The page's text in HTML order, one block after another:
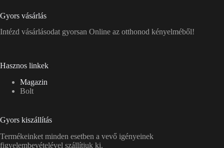
Gyors vásárlás
Intézd vásárlásodat gyorsan Online az otthonod kényelméből!
Hasznos linkek
Magazin
Bolt
Gyors kiszállítás
Termékeinket minden esetben a vevő igényeinek
figyelembevételével szállítjuk ki.